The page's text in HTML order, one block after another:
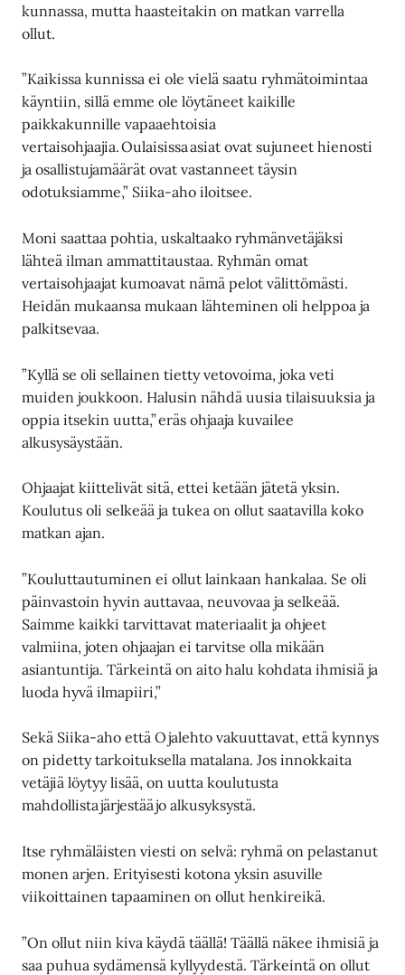
kunnassa, mutta haasteitakin on matkan varrella
ollut.
”Kaikissa kunnissa ei ole vielä saatu ryhmätoimintaa
käyntiin, sillä emme ole löytäneet kaikille
paikkakunnille vapaaehtoisia
vertaisohjaajia. Oulaisissa asiat ovat sujuneet hienosti
ja osallistujamäärät ovat vastanneet täysin
odotuksiamme,” Siika-aho iloitsee.
Moni saattaa pohtia, uskaltaako ryhmänvetäjäksi
lähteä ilman ammattitaustaa. Ryhmän omat
vertaisohjaajat kumoavat nämä pelot välittömästi.
Heidän mukaansa mukaan lähteminen oli helppoa ja
palkitsevaa.
”Kyllä se oli sellainen tietty vetovoima, joka veti
muiden joukkoon. Halusin nähdä uusia tilaisuuksia ja
oppia itsekin uutta,” eräs ohjaaja kuvailee
alkusysäystään.
Ohjaajat kiittelivät sitä, ettei ketään jätetä yksin.
Koulutus oli selkeää ja tukea on ollut saatavilla koko
matkan ajan.
”Kouluttautuminen ei ollut lainkaan hankalaa. Se oli
päinvastoin hyvin auttavaa, neuvovaa ja selkeää.
Saimme kaikki tarvittavat materiaalit ja ohjeet
valmiina, joten ohjaajan ei tarvitse olla mikään
asiantuntija. Tärkeintä on aito halu kohdata ihmisiä ja
luoda hyvä ilmapiiri,”
Sekä Siika-aho että Ojalehto vakuuttavat, että kynnys
on pidetty tarkoituksella matalana. Jos innokkaita
vetäjiä löytyy lisää, on uutta koulutusta
mahdollista järjestää jo alkusyksystä.
Itse ryhmäläisten viesti on selvä: ryhmä on pelastanut
monen arjen. Erityisesti kotona yksin asuville
viikoittainen tapaaminen on ollut henkireikä.
”On ollut niin kiva käydä täällä! Täällä näkee ihmisiä ja
saa puhua sydämensä kyllyydestä. Tärkeintä on ollut